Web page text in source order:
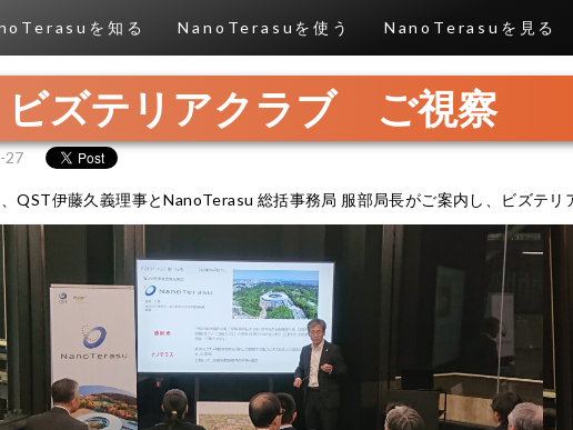
を知る NanoTerasuを使う NanoTerasuを見る
ビズテリアクラブ ご視察
27
QST伊藤久義理事とNanoTerasu 総括事務局 服部局長がご案内し、ビズテリ